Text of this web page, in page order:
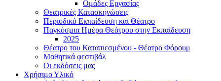
Ομάδες Εργασίας
Θεατρικές Κατασκηνώσεις
Περιοδικό Εκπαίδευση και Θέατρο
Παγκόσμια Ημέρα Θεάτρου στην Εκπαίδευση
2025
Θέατρο του Καταπιεσμένου - Θέατρο Φόρουμ
Μαθητικά φεστιβάλ
Οι εκδόσεις μας
Χρήσιμο Υλικό